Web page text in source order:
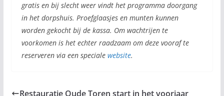
gratis en bij slecht weer vindt het programma doorgang
in het dorpshuis. Proefglaasjes en munten kunnen
worden gekocht bij de kassa. Om wachtrijen te
voorkomen is het echter raadzaam om deze vooraf te
reserveren via een speciale website.
Restauratie Oude Toren start in het voorjaar